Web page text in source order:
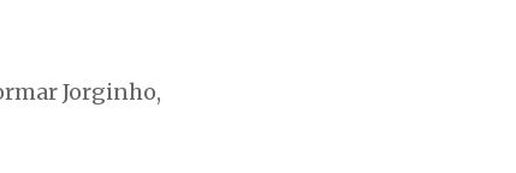
Jorginho,